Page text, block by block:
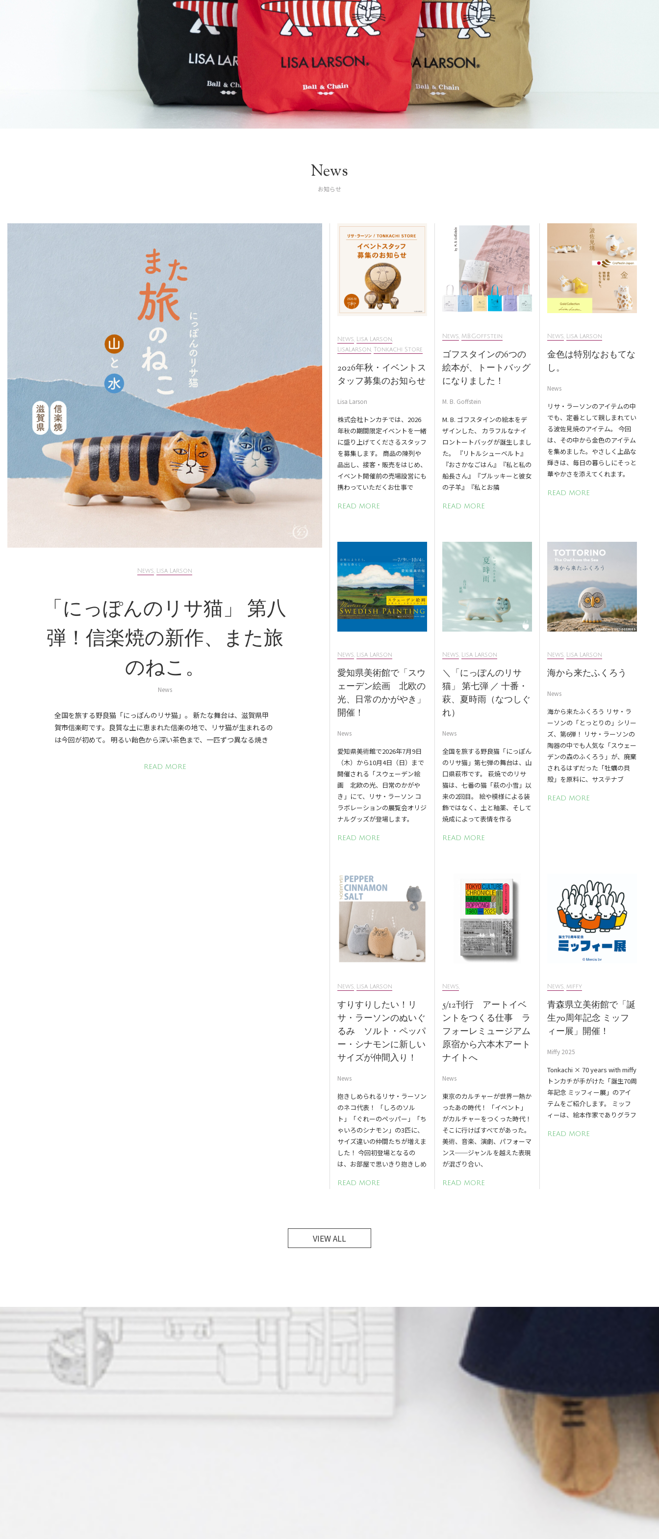
News
お知らせ
News, Lisa Larson
「にっぽんのリサ猫」 第八
弾！信楽焼の新作、また旅
のねこ。
News
全国を旅する野良猫「にっぽんのリサ猫」。 新たな舞台は、滋賀県甲
賀市信楽町です。良質な土に恵まれた信楽の地で、リサ猫が生まれるの
は今回が初めて。 明るい飴色から深い茶色まで、一匹ずつ異なる焼き
READ MORE
News, Lisa Larson,
LisaLarson, Tonkachi Store
2026年秋・イベントス
タッフ募集のお知らせ
Lisa Larson
株式会社トンカチでは、2026
年秋の期間限定イベントを一緒
に盛り上げてくださるスタッフ
を募集します。 商品の陳列や
品出し、接客・販売をはじめ、
イベント開催前の売場設営にも
携わっていただくお仕事で
READ MORE
News, M.B.Goffstein
ゴフスタインの6つの
絵本が、トートバッグ
になりました！
M. B. Goffstein
M. B. ゴフスタインの絵本をデ
ザインした、 カラフルなナイ
ロントートバッグが誕生しまし
た。 『リトルシューベルト』
『おさかなごはん』『私と私の
船長さん』『ブルッキーと彼女
の子羊』『私とお隣
READ MORE
News, Lisa Larson
金色は特別なおもてな
し。
News
リサ・ラーソンのアイテムの中
でも、定番として親しまれてい
る波佐見焼のアイテム。 今回
は、その中から金色のアイテム
を集めました。やさしく上品な
輝きは、毎日の暮らしにそっと
華やかさを添えてくれます。
READ MORE
News, Lisa Larson
愛知県美術館で「スウ
ェーデン絵画 北欧の
光、日常のかがやき」
開催！
News
愛知県美術館で2026年7月9日
（木）から10月4日（日）まで
開催される「スウェーデン絵
画 北欧の光、日常のかがや
き」にて、リサ・ラーソン コ
ラボレーションの展覧会オリジ
ナルグッズが登場します。
READ MORE
News, Lisa Larson
＼「にっぽんのリサ
猫」 第七弾 ／ 十番・
萩、夏時雨（なつしぐ
れ）
News
全国を旅する野良猫「にっぽん
のリサ猫」第七弾の舞台は、山
口県萩市です。 萩焼でのリサ
猫は、七番の猫「萩の小雪」以
来の2回目。 絵や模様による装
飾ではなく、土と釉薬、そして
焼成によって表情を作る
READ MORE
News, Lisa Larson
海から来たふくろう
News
海から来たふくろう リサ・ラ
ーソンの「とっとりの」シリー
ズ、第6弾！ リサ・ラーソンの
陶器の中でも人気な「スウェー
デンの森のふくろう」が、廃棄
されるはずだった「牡蠣の貝
殻」を原料に、サステナブ
READ MORE
News, Lisa Larson
すりすりしたい！リ
サ・ラーソンのぬいぐ
るみ ソルト・ペッパ
ー・シナモンに新しい
サイズが仲間入り！
News
抱きしめられるリサ・ラーソン
のネコ代表！ 「しろのソル
ト」「ぐれーのペッパー」「ち
ゃいろのシナモン」の3匹に、
サイズ違いの仲間たちが増えま
した！ 今回初登場となるの
は、お部屋で思いきり抱きしめ
READ MORE
News,
5/12刊行 アートイベ
ントをつくる仕事 ラ
フォーレミュージアム
原宿から六本木アート
ナイトへ
News
東京のカルチャーが世界一熱か
ったあの時代！ 「イベント」
がカルチャーをつくった時代！
そこに行けばすべてがあった。
美術、音楽、演劇、パフォーマ
ンス──ジャンルを越えた表現
が混ざり合い、
READ MORE
News, miffy
青森県立美術館で「誕
生70周年記念 ミッフ
ィー展」開催！
Miffy 2025
Tonkachi × 70 years with miffy
トンカチが手がけた「誕生70周
年記念 ミッフィー展」のアイ
テムをご紹介します。 ミッフ
ィーは、絵本作家でありグラフ
READ MORE
VIEW ALL